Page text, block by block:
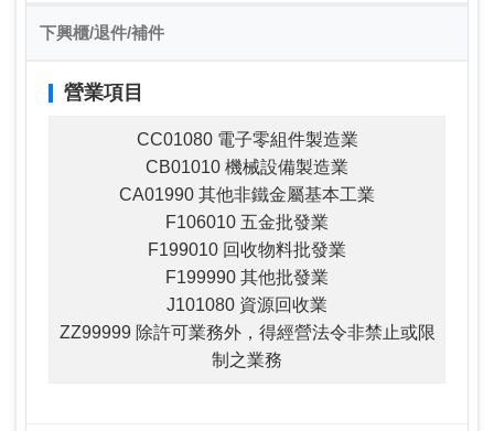
下興櫃/退件/補件
營業項目
CC01080 電子零組件製造業
CB01010 機械設備製造業
CA01990 其他非鐵金屬基本工業
F106010 五金批發業
F199010 回收物料批發業
F199990 其他批發業
J101080 資源回收業
ZZ99999 除許可業務外，得經營法令非禁止或限
制之業務